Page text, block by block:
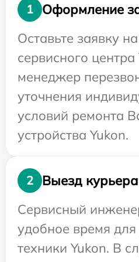
1
Оформление
Оставьте заявку
сервисного
менеджер
уточнения
условий ремонта
устройства Yukon.
2
Выезд
Сервисный
удобное время для
техники Yukon. В